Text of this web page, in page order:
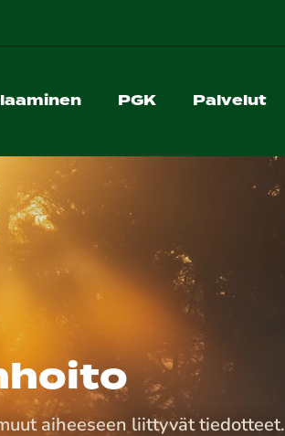
PGK Palvelut
aiheeseen liittyvät tiedotteet.​​​​​​​